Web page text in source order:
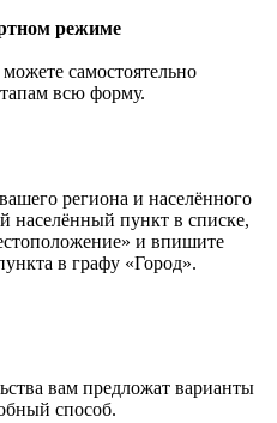
режиме
самостоятельно
всю форму.
региона и населённого
населённый пункт в списке,
и впишите
в графу «Город».
вам предложат варианты
способ.